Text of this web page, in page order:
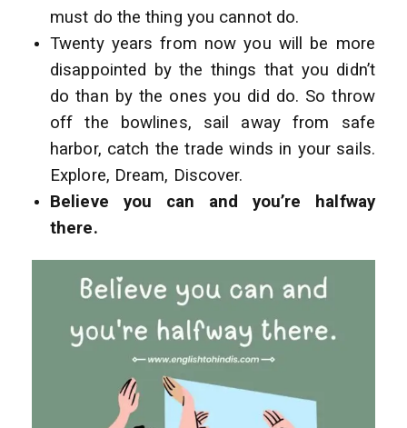
must do the thing you cannot do.
Twenty years from now you will be more
disappointed by the things that you didn’t
do than by the ones you did do. So throw
off the bowlines, sail away from safe
harbor, catch the trade winds in your sails.
Explore, Dream, Discover.
Believe you can and you’re halfway
there.